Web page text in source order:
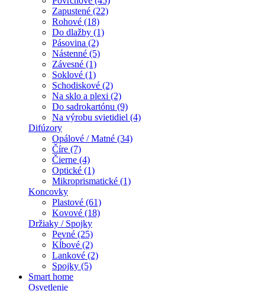
Zapustené (22)
Rohové (18)
Do dlažby (1)
Pásovina (2)
Nástenné (5)
Závesné (1)
Soklové (1)
Schodiskové (2)
Na sklo a plexi (2)
Do sadrokartónu (9)
Na výrobu svietidiel (4)
Difúzory
Opálové / Matné (34)
Číre (7)
Čierne (4)
Optické (1)
Mikroprismatické (1)
Koncovky
Plastové (61)
Kovové (18)
Držiaky / Spojky
Pevné (25)
Kĺbové (2)
Lankové (2)
Spojky (5)
Smart home
Osvetlenie